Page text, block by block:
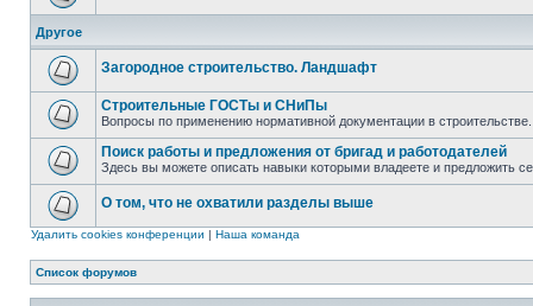
Другое
Загородное строительство. Ландшафт
Строительные ГОСТы и СНиПы
Вопросы по применению нормативной документации в строительстве.
Поиск работы и предложения от бригад и работодателей
Здесь вы можете описать навыки которыми владеете и предложить
О том, что не охватили разделы выше
Удалить cookies конференции | Наша команда
Список форумов